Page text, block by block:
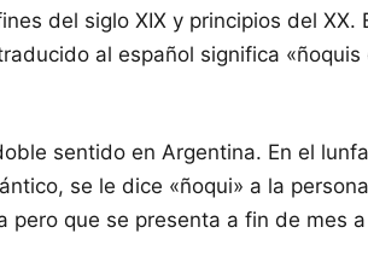
del siglo XIX y principios del XX.
al español significa
sentido en Argentina. En el
se le dice «ñoqui» a la
pero que se presenta a fin de mes